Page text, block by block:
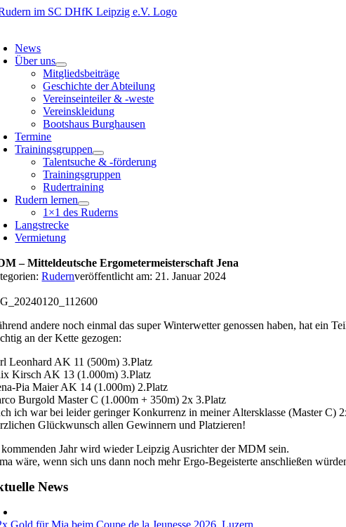
Zum
News
Über uns
Mitgliedsbeiträge
Geschichte der Abteilung
Vereinseinteiler & -weste
Vereinskleidung
Bootshaus Burghausen
Termine
Trainingsgruppen
Talentsuche & -förderung
Trainingsgruppen
Rudertraining
Rudern lernen
1×1 des Ruderns
Langstrecke
Vermietung
– Mitteldeutsche Ergometermeisterschaft Jena
Rudernveröffentlicht am: 21. Januar 2024
andere noch einmal das super Winterwetter genossen haben, hat ein
an der Kette gezogen:
Leonhard AK 11 (500m) 3.Platz
Kirsch AK 13 (1.000m) 3.Platz
Pia Maier AK 14 (1.000m) 2.Platz
Burgold Master C (1.000m + 350m) 2x 3.Platz
ich war bei leider geringer Konkurrenz in meiner Altersklasse (Master C)
Glückwunsch allen Gewinnern und Platzieren!
Jahr wird wieder Leipzig Ausrichter der MDM sein.
wäre, wenn sich uns dann noch mehr Ergo-Begeisterte anschließen
News
Gold für Mia beim Coupe de la Jeunesse 2026, Luzern